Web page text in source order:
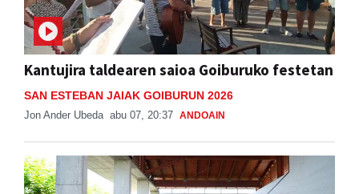
Kantujira taldearen saioa Goiburuko festetan
SAN ESTEBAN JAIAK GOIBURUN 2026
Jon Ander Ubeda abu 07, 20:37 ANDOAIN